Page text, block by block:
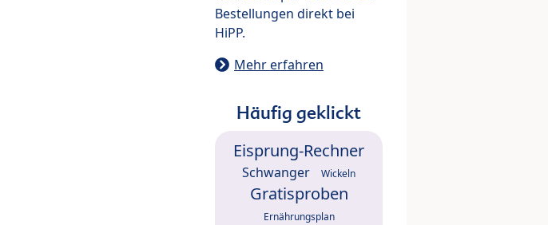
Bestellungen direkt bei
HiPP.
Mehr erfahren
Häufig geklickt
Eisprung-Rechner
Schwanger Wickeln
Gratisproben
Ernährungsplan